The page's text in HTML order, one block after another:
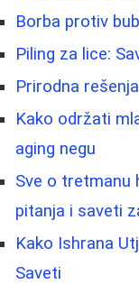
Borba protiv
Piling za lice:
Prirodna
Kako održati
aging negu
Sve o tretmanu
pitanja i saveti
Kako Ishrana
Saveti